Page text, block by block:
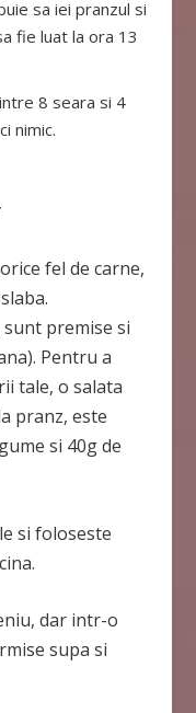
sa iei pranzul si
fie luat la ora 13
8 seara si 4
nimic.
fel de carne,
premise si
Pentru a
tale, o salata
pranz, este
si 40g de
si foloseste
dar intr-o
supa si